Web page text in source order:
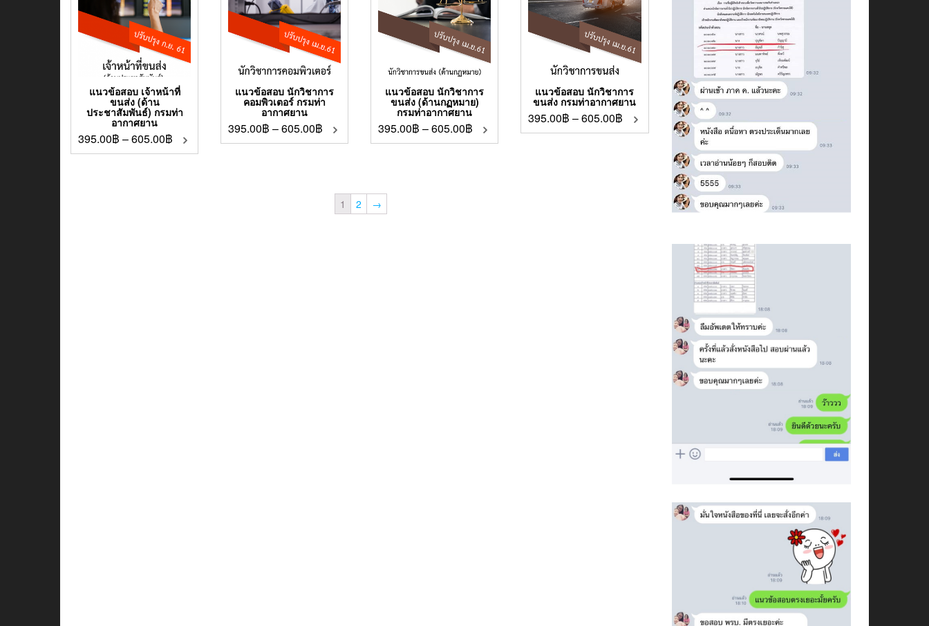
แนวข้อสอบ เจ้าหน้าที่
ขนส่ง (ด้าน
ประชาสัมพันธ์) กรมท่า
อากาศยาน
395.00฿ –605.00฿
แนวข้อสอบ นักวิชาการ
คอมพิวเตอร์ กรมท่า
อากาศยาน
395.00฿ –605.00฿
แนวข้อสอบ นักวิชาการ
ขนส่ง (ด้านกฏหมาย)
กรมท่าอากาศยาน
395.00฿ –605.00฿
แนวข้อสอบ นักวิชาการ
ขนส่ง กรมท่าอากาศยาน
395.00฿ –605.00฿
1 2 →